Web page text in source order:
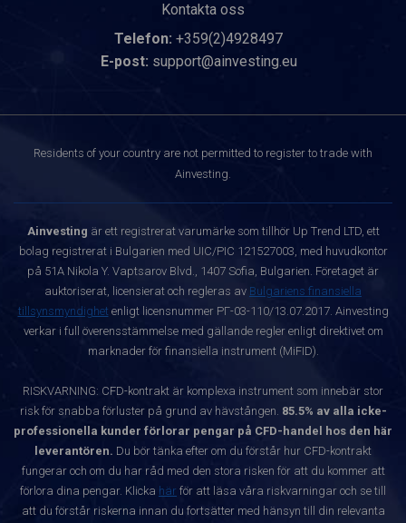
Kontakta oss
Telefon: +359(2)4928497
E-post: support@ainvesting.eu
Residents of your country are not permitted to register to trade with
Ainvesting.
Ainvesting är ett registrerat varumärke som tillhör Up Trend LTD, ett
bolag registrerat i Bulgarien med UIC/PIC 121527003, med huvudkontor
på 51A Nikola Y. Vaptsarov Blvd., 1407 Sofia, Bulgarien. Företaget är
auktoriserat, licensierat och regleras av Bulgariens finansiella
tillsynsmyndighetenligt licensnummer РГ-03-110/13.07.2017. Ainvesting
verkar i full överensstämmelse med gällande regler enligt direktivet om
marknader för finansiella instrument (MiFID).
RISKVARNING: CFD-kontrakt är komplexa instrument som innebär stor
risk för snabba förluster på grund av hävstången. 85.5% av alla icke-
professionella kunder förlorar pengar på CFD-handel hos den här
leverantören. Du bör tänka efter om du förstår hur CFD-kontrakt
fungerar och om du har råd med den stora risken för att du kommer att
förlora dina pengar. Klicka här för att läsa våra riskvarningar och se till
att du förstår riskerna innan du fortsätter med hänsyn till din relevanta